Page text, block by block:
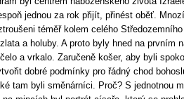
jednou za rok přijít, přinést oběť.
téměř kolem celého
a holuby. A proto byly hned na prvním
a vrkalo. Zaručeně košer, aby byli
dobré podmínky pro řádný chod
tam byli směnárníci. Proč? S jednotnou